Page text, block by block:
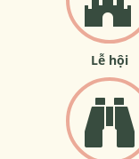
Lễ hội